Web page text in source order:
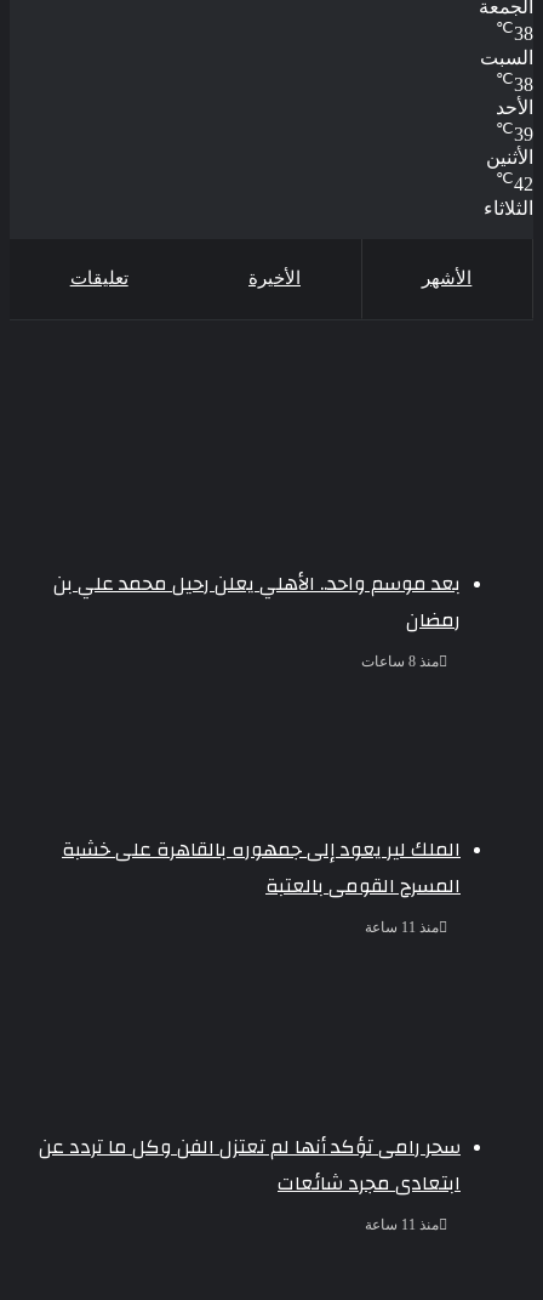
الجمعة
38
℃
السبت
38
℃
الأحد
39
℃
الأثنين
42
℃
الثلاثاء
الأشهر الأخيرة تعليقات
بعد موسم واحد.. الأهلي يعلن رحيل محمد علي بن
رمضان
منذ 8 ساعات
الملك لير يعود إلى جمهوره بالقاهرة على خشبة
المسرح القومى بالعتبة
منذ 11 ساعة
سحر رامى تؤكد أنها لم تعتزل الفن وكل ما تردد عن
ابتعادى مجرد شائعات
منذ 11 ساعة